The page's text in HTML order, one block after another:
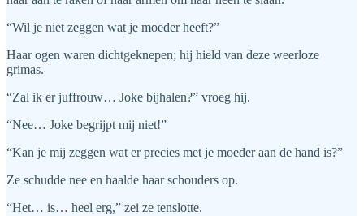
“Wil je niet zeggen wat je moeder heeft?”
Haar ogen waren dichtgeknepen; hij hield van deze weerloze
grimas.
“Zal ik er juffrouw… Joke bijhalen?” vroeg hij.
“Nee… Joke begrijpt mij niet!”
“Kan je mij zeggen wat er precies met je moeder aan de hand is?”
Ze schudde nee en haalde haar schouders op.
“Het… is… heel erg,” zei ze tenslotte.